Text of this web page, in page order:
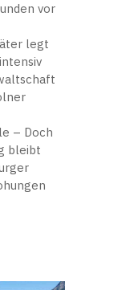
vor
legt
– Doch
bleibt